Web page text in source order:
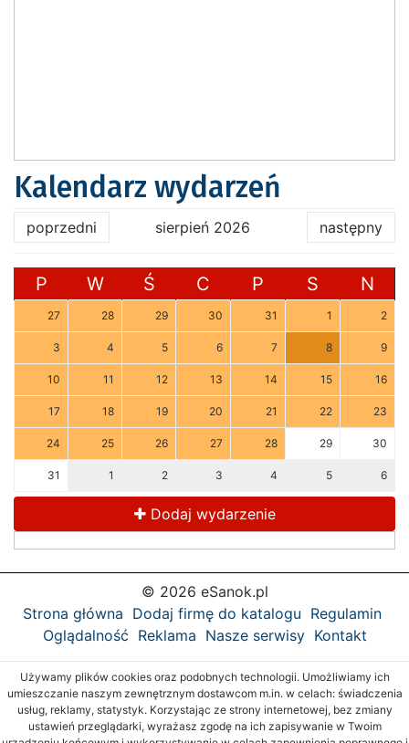
Kalendarz wydarzeń
poprzedni sierpień 2026 następny
P W Ś C P S N
27 28 29 30 31 1 2
3 4 5 6 7 8 9
10 11 12 13 14 15 16
17 18 19 20 21 22 23
24 25 26 27 28 29 30
31 1 2 3 4 5 6
Dodaj wydarzenie
© 2026 eSanok.pl
Strona główna Dodaj firmę do katalogu Regulamin
Oglądalność Reklama Nasze serwisy Kontakt
Używamy plików cookies oraz podobnych technologii. Umożliwiamy ich
umieszczanie naszym zewnętrznym dostawcom m.in. w celach: świadczenia
usług, reklamy, statystyk. Korzystając ze strony internetowej, bez zmiany
ustawień przeglądarki, wyrażasz zgodę na ich zapisywanie w Twoim